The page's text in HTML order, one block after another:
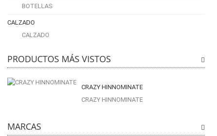
BOTELLAS
CALZADO
CALZADO
PRODUCTOS MÁS VISTOS
CRAZY HINNOMINATE
CRAZY HINNOMINATE
MARCAS